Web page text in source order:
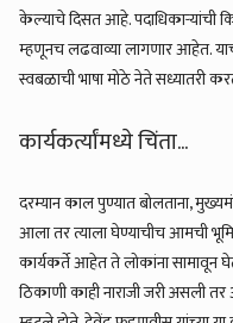
केल्याचे दिसत आहे. पदाधिकाऱ्यांची
म्हणूनच लढवाव्या लागणार आहेत.
स्वबळाची भाषा मोठे नेते सध्यातरी
कार्यकर्त्यांमध्ये चिंता...
दरम्यान काल पुण्यात बोलताना,
आला तर त्याला घेण्याचीच आमची
कार्यकर्ते आहेत ते लोकांना सामावून
ठिकाणी काही नाराजी जरी असली